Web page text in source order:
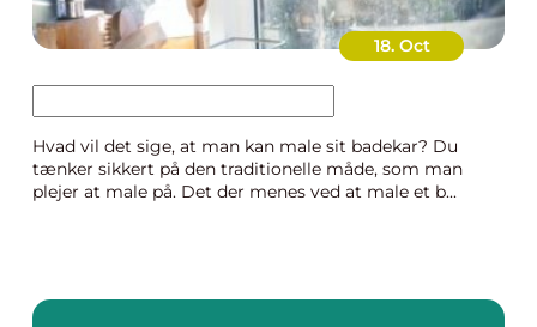
18. Oct
Hvad vil det sige, at man kan male sit badekar? Du
tænker sikkert på den traditionelle måde, som man
plejer at male på. Det der menes ved at male et b...